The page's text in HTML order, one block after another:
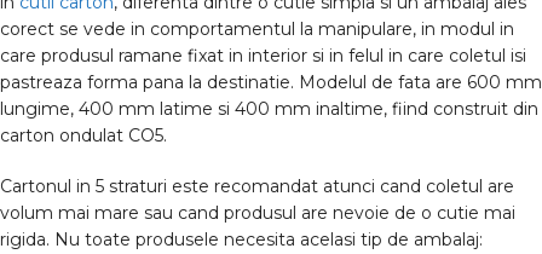
corect se vede in comportamentul la manipulare, in modul in
care produsul ramane fixat in interior si in felul in care coletul isi
pastreaza forma pana la destinatie. Modelul de fata are 600 mm
lungime, 400 mm latime si 400 mm inaltime, fiind construit din
carton ondulat CO5.
Cartonul in 5 straturi este recomandat atunci cand coletul are
volum mai mare sau cand produsul are nevoie de o cutie mai
rigida. Nu toate produsele necesita acelasi tip de ambalaj: